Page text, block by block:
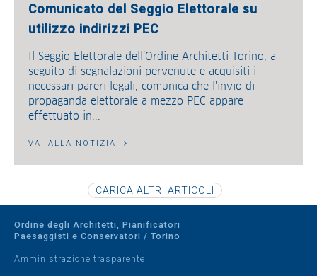
Comunicato del Seggio Elettorale su
utilizzo indirizzi PEC
Il Seggio Elettorale dell’Ordine Architetti Torino, a
seguito di segnalazioni pervenute e acquisiti i
necessari pareri legali, comunica che l'invio di
propaganda elettorale a mezzo PEC appare
effettuato in...
VAI ALLA NOTIZIA
Ordine degli Architetti, Pianificatori
Paesaggisti e Conservatori / Torino
Amministrazione trasparente